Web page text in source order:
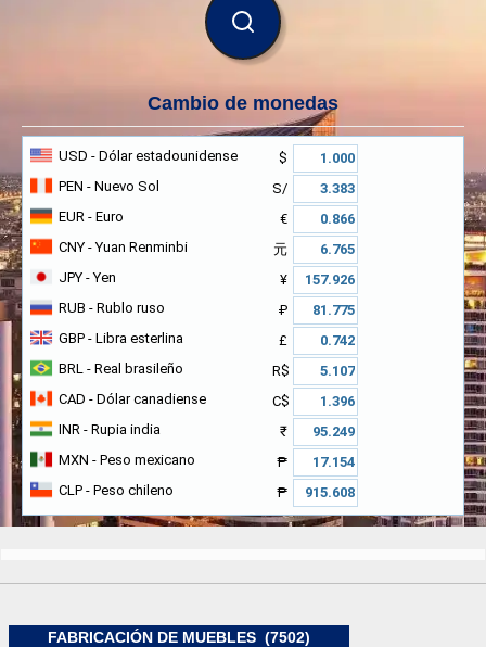
BUSCAR
Cambio de monedas
USD - Dólar estadounidense
$
PEN - Nuevo Sol
S/
EUR - Euro
€
CNY - Yuan Renminbi
元
JPY - Yen
¥
RUB - Rublo ruso
₽
GBP - Libra esterlina
£
BRL - Real brasileño
R$
CAD - Dólar canadiense
C$
INR - Rupia india
₹
MXN - Peso mexicano
₱
CLP - Peso chileno ₱
FABRICACIÓN DE MUEBLES (7502)